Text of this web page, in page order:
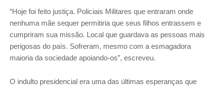
“Hoje foi feito justiça. Policiais Militares que entraram onde
nenhuma mãe sequer permitiria que seus filhos entrassem e
cumpriram sua missão. Local que guardava as pessoas mais
perigosas do país. Sofreram, mesmo com a esmagadora
maioria da sociedade apoiando-os”, escreveu.
O indulto presidencial era uma das últimas esperanças que